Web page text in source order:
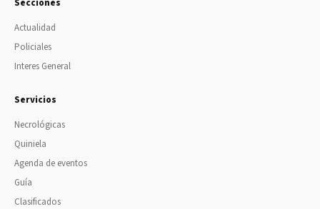
Secciones
Actualidad
Policiales
Interes General
Servicios
Necrológicas
Quiniela
Agenda de eventos
Guía
Clasificados